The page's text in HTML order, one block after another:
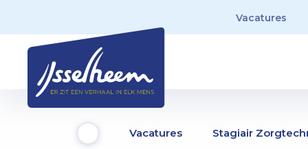
Vacatures
Vacatures Stagiair